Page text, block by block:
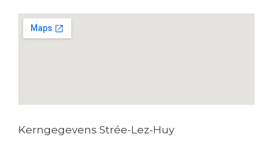
Kerngegevens Strée-Lez-Huy